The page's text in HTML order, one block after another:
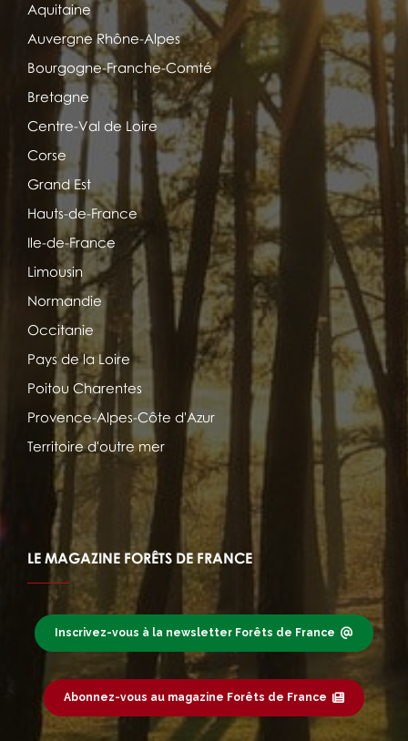
Aquitaine
Auvergne Rhône-Alpes
Bourgogne-Franche-Comté
Bretagne
Centre-Val de Loire
Corse
Grand Est
Hauts-de-France
Ile-de-France
Limousin
Normandie
Occitanie
Pays de la Loire
Poitou Charentes
Provence-Alpes-Côte d'Azur
Territoire d'outre mer
LE MAGAZINE FORÊTS DE FRANCE
Inscrivez-vous à la newsletter Forêts de France
Abonnez-vous au magazine Forêts de France